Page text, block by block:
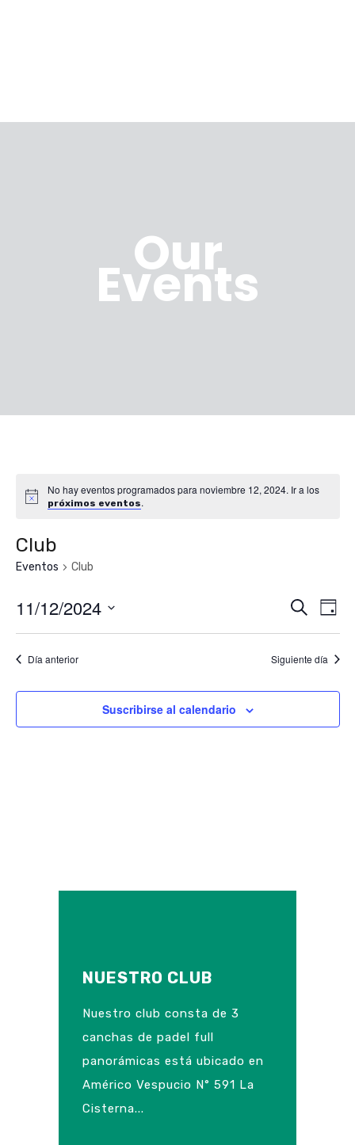
Our
Events
No hay eventos programados para noviembre 12, 2024. Ir a los
próximos eventos.
Club
Eventos Club
de
y
Buscar
de
de
Día
11/12/2024
Seleccionar
fecha.Día anterior Siguiente día
Suscribirse al calendario
NUESTRO CLUB
Nuestro club consta de 3
canchas de padel full
panorámicas está ubicado en
Américo Vespucio N° 591 La
Cisterna...